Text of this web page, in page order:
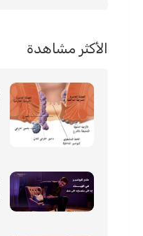
الأكثر مشاهدة